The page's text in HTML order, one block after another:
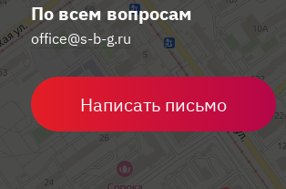
По всем вопросам
office@s-b-g.ru
Написать письмо